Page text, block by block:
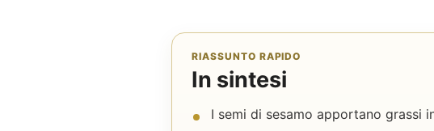
RIASSUNTO RAPIDO
In sintesi
I semi di sesamo apportano grassi